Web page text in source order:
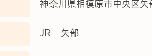
神奈川県相模原市中央区矢
JR 矢部